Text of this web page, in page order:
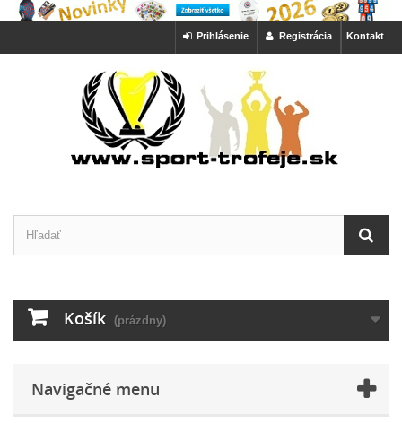
Kontakt
Registrácia
Prihlásenie
Košík (prázdny)
Navigačné menu